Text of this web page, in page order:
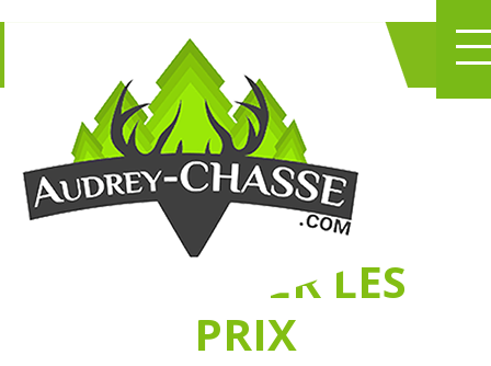
NE PERDEZ PLUS
DE TEMPS
CHASSER LES
PRIX